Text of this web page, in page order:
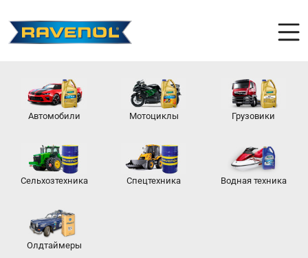
Автомобили Мотоциклы Грузовики
Сельхозтехника Спецтехника Водная техника
Олдтаймеры